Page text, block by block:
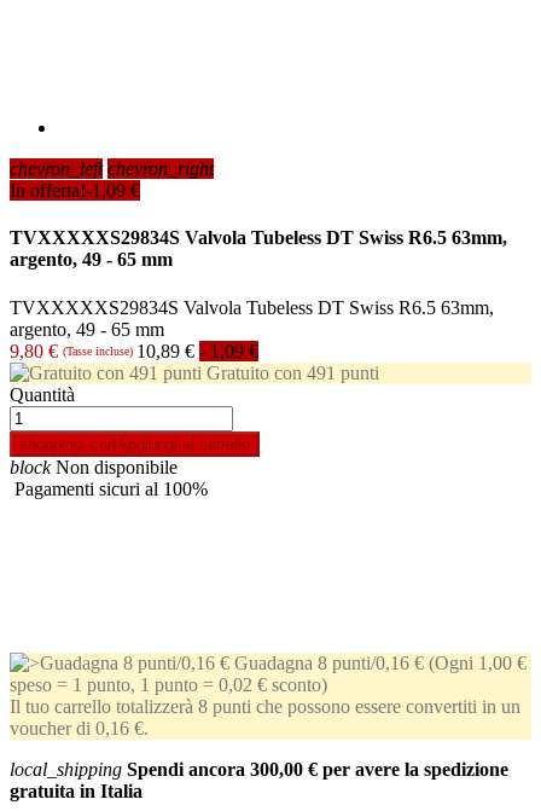
chevron_left chevron_right
In offerta!-1,09 €
TVXXXXXS29834S Valvola Tubeless DT Swiss R6.5 63mm,
argento, 49 - 65 mm
TVXXXXXS29834S Valvola Tubeless DT Swiss R6.5 63mm,
argento, 49 - 65 mm
9,80 € (Tasse incluse) 10,89 € - 1,09 €
Gratuito con 491 punti
Quantità
shopping_cartAggiungi al carrello
blockNon disponibile
Pagamenti sicuri al 100%
Guadagna 8 punti/0,16 € (Ogni 1,00 €
speso = 1 punto, 1 punto = 0,02 € sconto)
Il tuo carrello totalizzerà 8 punti che possono essere convertiti in un
voucher di 0,16 €.
local_shipping Spendi ancora 300,00 € per avere la spedizione
gratuita in Italia